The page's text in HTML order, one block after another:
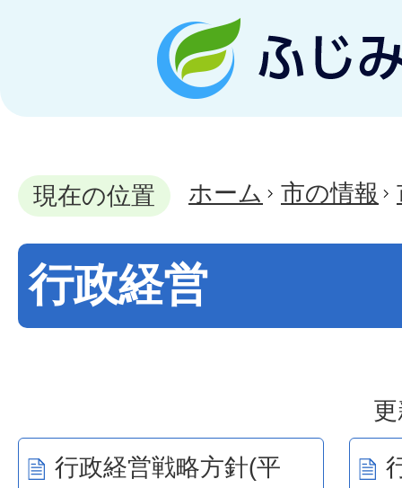
現在の位置 ホーム 市の情報
行政経営
行政経営戦略方針(平